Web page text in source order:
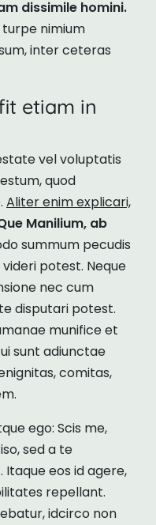
dissimile homini.
nimium
inter ceteras
etiam in
vel voluptatis
quod
Aliter enim explicari,
Manilium, ab
summum pecudis
potest. Neque
nec cum
disputari potest.
munifice et
sunt adiunctae
comitas,
ego: Scis me,
sed a te
eos id agere,
repellant.
idcirco non